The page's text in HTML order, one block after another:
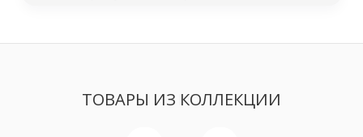
ТОВАРЫ ИЗ КОЛЛЕКЦИИ